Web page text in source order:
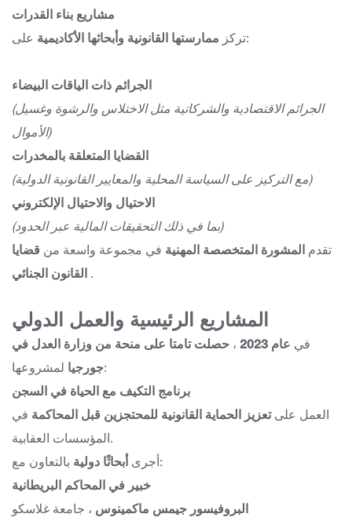
مشاريع بناء القدرات
تركز ممارستها القانونية وأبحاثها الأكاديمية على:
الجرائم ذات الياقات البيضاء
(الجرائم الاقتصادية والشركاتية مثل الاختلاس والرشوة وغسيل
الأموال)
القضايا المتعلقة بالمخدرات
(مع التركيز على السياسة المحلية والمعايير القانونية الدولية)
الاحتيال والاحتيال الإلكتروني
(بما في ذلك التحقيقات المالية عبر الحدود)
تقدم المشورة المتخصصة المهنية في مجموعة واسعة من قضايا
القانون الجنائي .
المشاريع الرئيسية والعمل الدولي
في عام 2023 ، حصلت تامتا على منحة من وزارة العدل في
جورجيالمشروعها:
برنامج التكيف مع الحياة في السجن
العمل علىتعزيز الحماية القانونية للمحتجزين قبل المحاكمة في
المؤسسات العقابية.
أجرى أبحاثًا دولية
بالتعاون مع:
خبير في المحاكم البريطانية
البروفيسور جيمس ماكمينوس ، جامعة غلاسكو